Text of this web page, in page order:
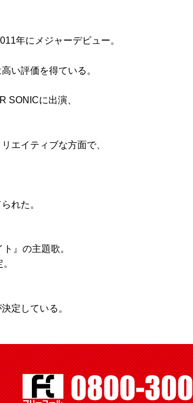
年にメジャーデビュー。
い評価を得ている。
SONICに出演、
エイティブな方面で、
れた。
』の主題歌。
定している。